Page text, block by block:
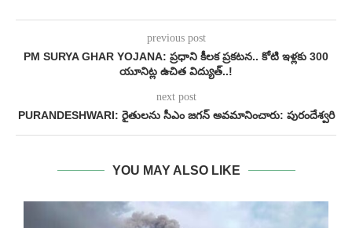
previous post
PM SURYA GHAR YOJANA: ప్రధాని కీలక ప్రకటన.. కోటి ఇళ్లకు 300
యూనిట్ల ఉచిత విద్యుత్..!
next post
PURANDESHWARI: రైతులను సీఎం జగన్ అవమానించారు: పురందేశ్వరి
YOU MAY ALSO LIKE